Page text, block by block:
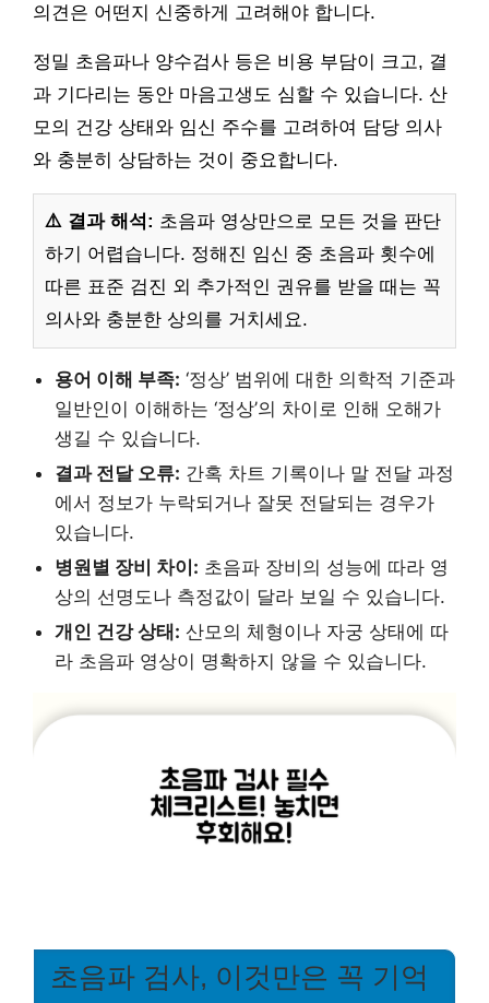
의견은 어떤지 신중하게 고려해야 합니다.
정밀 초음파나 양수검사 등은 비용 부담이 크고, 결
과 기다리는 동안 마음고생도 심할 수 있습니다. 산
모의 건강 상태와 임신 주수를 고려하여 담당 의사
와 충분히 상담하는 것이 중요합니다.
⚠️ 결과 해석: 초음파 영상만으로 모든 것을 판단
하기 어렵습니다. 정해진 임신 중 초음파 횟수에
따른 표준 검진 외 추가적인 권유를 받을 때는 꼭
의사와 충분한 상의를 거치세요.
용어 이해 부족: ‘정상’ 범위에 대한 의학적 기준과
일반인이 이해하는 ‘정상’의 차이로 인해 오해가
생길 수 있습니다.
결과 전달 오류: 간혹 차트 기록이나 말 전달 과정
에서 정보가 누락되거나 잘못 전달되는 경우가
있습니다.
병원별 장비 차이: 초음파 장비의 성능에 따라 영
상의 선명도나 측정값이 달라 보일 수 있습니다.
개인 건강 상태: 산모의 체형이나 자궁 상태에 따
라 초음파 영상이 명확하지 않을 수 있습니다.
초음파 검사, 이것만은 꼭 기억